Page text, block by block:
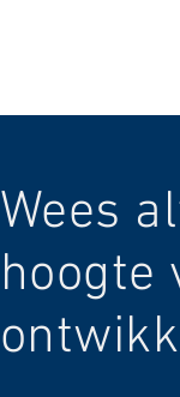
Wees
hoogte